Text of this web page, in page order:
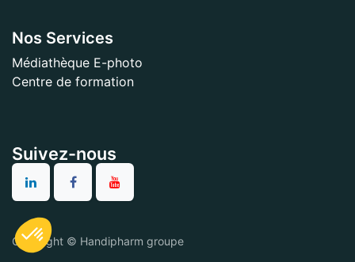
Nos Services
Médiathèque E-photo
Centre de formation
Suivez-nous
Copyright © Handipharm groupe